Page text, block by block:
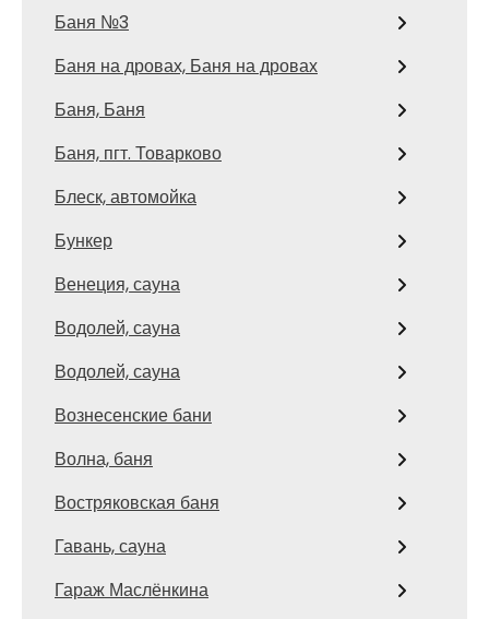
Баня №3
Баня на дровах, Баня на дровах
Баня, Баня
Баня, пгт. Товарково
Блеск, автомойка
Бункер
Венеция, сауна
Водолей, сауна
Водолей, сауна
Вознесенские бани
Волна, баня
Востряковская баня
Гавань, сауна
Гараж Маслёнкина